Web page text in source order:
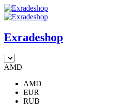
Exradeshop
AMD
AMD
EUR
RUB